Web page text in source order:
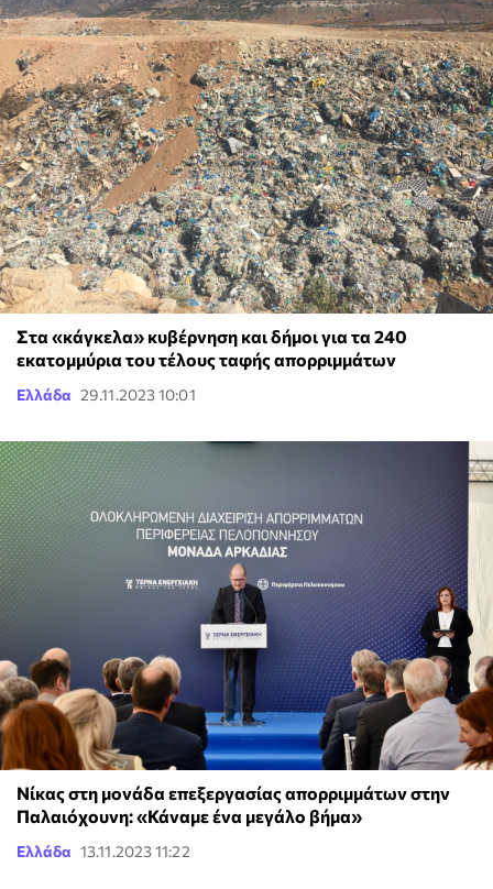
Στα «κάγκελα» κυβέρνηση και δήμοι για τα 240
εκατομμύρια του τέλους ταφής απορριμμάτων
Ελλάδα 29.11.2023 10:01
Νίκας στη μονάδα επεξεργασίας απορριμμάτων στην
Παλαιόχουνη: «Κάναμε ένα μεγάλο βήμα»
Ελλάδα 13.11.2023 11:22